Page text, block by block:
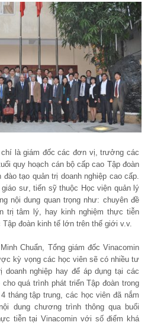
chí là giám đốc các đơn vị, trưởng các
quy hoạch cán bộ cấp cao Tập đoàn
tạo quản trị doanh nghiệp cao cấp.
sư, tiến sỹ thuộc Học viện quản lý
nội dung quan trọng như: chuyên đề
trị tâm lý, hay kinh nghiệm thực tiễn
Tập đoàn kinh tế lớn trên thế giới v.v.
Chuẩn, Tổng giám đốc Vinacomin
kỳ vọng các học viên sẽ có nhiều tư
doanh nghiệp hay để áp dụng tại các
quá trình phát triển Tập đoàn trong
tháng tập trung, các học viên đã nắm
dung chương trình thông qua buổi
tiễn tại Vinacomin với số điểm khá